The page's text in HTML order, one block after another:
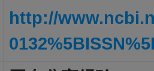
http://